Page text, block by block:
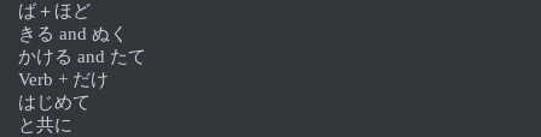
ば＋ほど
きる and ぬく
かける and たて
Verb + だけ
はじめて
と共に